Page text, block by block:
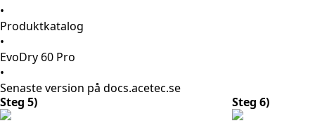
•
Produktkatalog
•
EvoDry 60 Pro
•
Senaste version på docs.acetec.se
Steg 5)
Steg 6)